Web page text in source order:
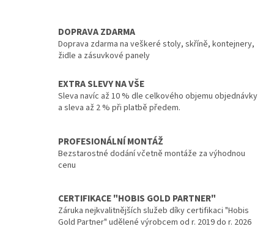
DOPRAVA ZDARMA
Doprava zdarma na veškeré stoly, skříně, kontejnery,
židle a zásuvkové panely
EXTRA SLEVY NA VŠE
Sleva navíc až 10 % dle celkového objemu objednávky
a sleva až 2 % při platbě předem.
PROFESIONÁLNÍ MONTÁŽ
Bezstarostné dodání včetně montáže za výhodnou
cenu
CERTIFIKACE "HOBIS GOLD PARTNER"
Záruka nejkvalitnějších služeb díky certifikaci "Hobis
Gold Partner" udělené výrobcem od r. 2019 do r. 2026